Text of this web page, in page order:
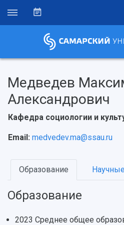
Об университете
История
Новости
Главные новости
Образование
Почему я выбираю
Научно-
Основные научные
Медведев
Александрович
Кафедра социологии и
Email: medvedev.ma@ssau.ru
Образование
Образование
2023 Среднее общее